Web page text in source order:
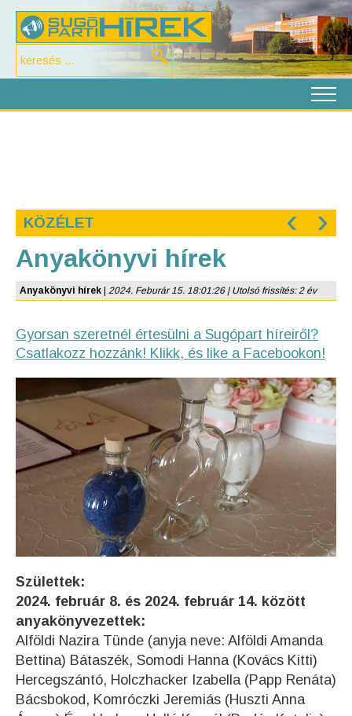
KÖZÉLET ‹ ›
Anyakönyvi hírek
Anyakönyvi hírek 2024. Feburár 15. 18:01:26 | Utolsó frissítés: 2 év
Gyorsan szeretnél értesülni a Sugópart híreiről?
Csatlakozz hozzánk! Klikk, és like a Facebookon!
Születtek:
2024. február 8. és 2024. február 14. között
anyakönyvezettek:
Alföldi Nazira Tünde (anyja neve: Alföldi Amanda
Bettina) Bátaszék, Somodi Hanna (Kovács Kitti)
Hercegszántó, Holczhacker Izabella (Papp Renáta)
Bácsbokod, Komróczki Jeremiás (Huszti Anna